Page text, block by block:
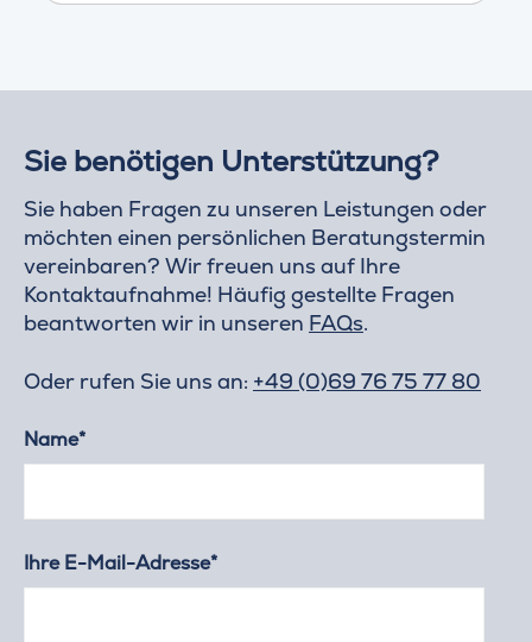
Sie benötigen Unterstützung?
Sie haben Fragen zu unseren Leistungen oder
möchten einen persönlichen Beratungstermin
vereinbaren? Wir freuen uns auf Ihre
Kontaktaufnahme! Häufig gestellte Fragen
beantworten wir in unseren FAQs.
Oder rufen Sie uns an: +49 (0)69 76 75 77 80
Name*
Ihre E-Mail-Adresse*